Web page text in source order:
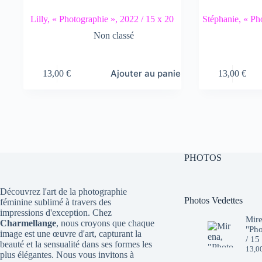
Lilly, « Photographie », 2022 / 15 x 20
Non classé
13,00€ Ajouter au panier
Stéphanie, «
13,00€
Découvrez l'art de la photographie
féminine sublimé à travers des
impressions d'exception. Chez
Charmellange, nous croyons que chaque
image est une œuvre d'art, capturant la
beauté et la sensualité dans ses formes les
plus élégantes. Nous vous invitons à
PHOTOS
Photos Vedettes
/ 15